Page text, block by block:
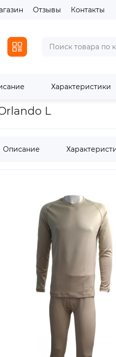
Отзывы Контакты
Характеристики
Baft Orlando L
L
Описание